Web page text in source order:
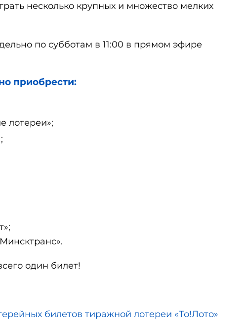
несколько крупных и множество мелких
по субботам в 11:00 в прямом эфире
приобрести:
лотереи»;
один билет!
билетов тиражной лотереи «То!Лото»